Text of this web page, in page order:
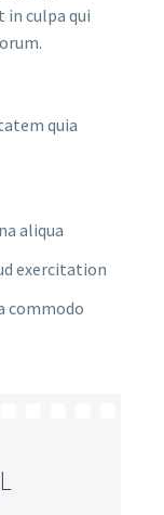
culpa qui
quia
aliqua
exercitation
commodo